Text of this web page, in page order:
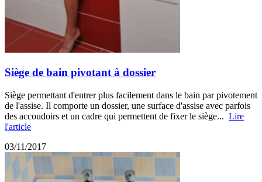
Siège de bain pivotant à dossier
Siège permettant d'entrer plus facilement dans le bain par pivotement
de l'assise. Il comporte un dossier, une surface d'assise avec parfois
des accoudoirs et un cadre qui permettent de fixer le siège... Lire
l'article
03/11/2017